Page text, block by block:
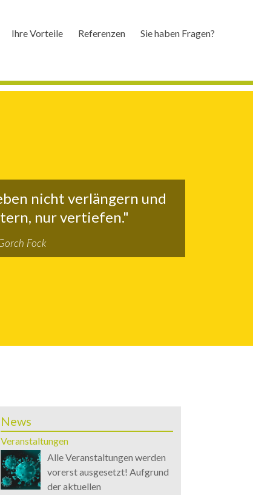
Ihre Vorteile Referenzen Sie haben Fragen?
nicht verlängern und
nur vertiefen."
Fock
News
Veranstaltungen
Alle Veranstaltungen werden
vorerst ausgesetzt! Aufgrund
der aktuellen